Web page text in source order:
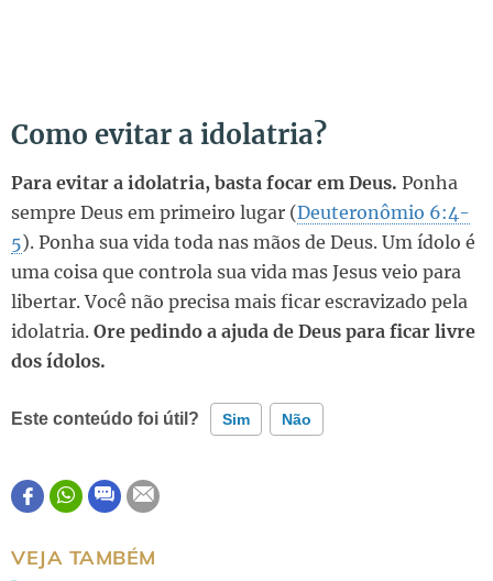
Como evitar a idolatria?
Para evitar a idolatria, basta focar em Deus. Ponha
sempre Deus em primeiro lugar (Deuteronômio 6:4-
5). Ponha sua vida toda nas mãos de Deus. Um ídolo é
uma coisa que controla sua vida mas Jesus veio para
libertar. Você não precisa mais ficar escravizado pela
idolatria. Ore pedindo a ajuda de Deus para ficar livre
dos ídolos.
Este conteúdo foi útil? Sim Não
Este conteúdo contém informação incorreta
VEJA TAMBÉM